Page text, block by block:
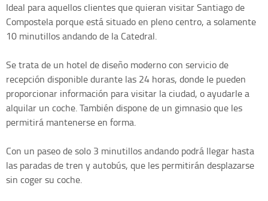
Ideal para aquellos clientes que quieran visitar Santiago de
Compostela porque está situado en pleno centro, a solamente
10 minutillos andando de la Catedral.
Se trata de un hotel de diseño moderno con servicio de
recepción disponible durante las 24 horas, donde le pueden
proporcionar información para visitar la ciudad, o ayudarle a
alquilar un coche. También dispone de un gimnasio que les
permitirá mantenerse en forma.
Con un paseo de solo 3 minutillos andando podrá llegar hasta
las paradas de tren y autobús, que les permitirán desplazarse
sin coger su coche.